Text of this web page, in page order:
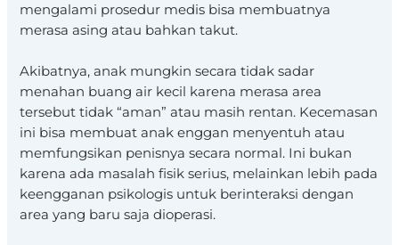
mengalami prosedur medis bisa membuatnya
merasa asing atau bahkan takut.
Akibatnya, anak mungkin secara tidak sadar
menahan buang air kecil karena merasa area
tersebut tidak “aman” atau masih rentan. Kecemasan
ini bisa membuat anak enggan menyentuh atau
memfungsikan penisnya secara normal. Ini bukan
karena ada masalah fisik serius, melainkan lebih pada
keengganan psikologis untuk berinteraksi dengan
area yang baru saja dioperasi.